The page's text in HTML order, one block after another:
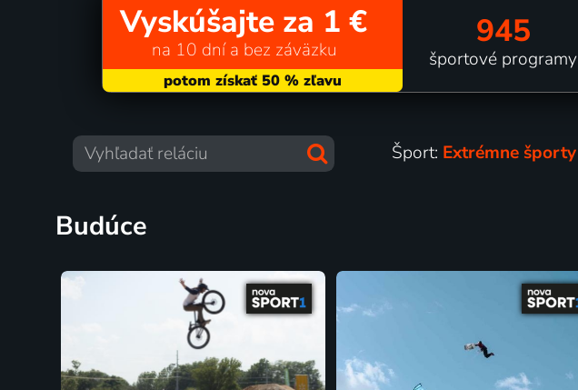
Vyskúšajte za 1 €
na 10 dní a bez záväzku 945
športové programy
Šport: Extrémne športy
Budúce